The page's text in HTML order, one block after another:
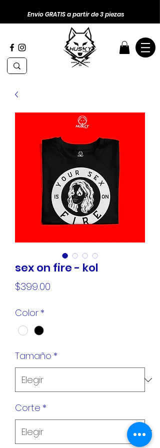
Envio GRATIS a partir de 3 piezas
sex on fire - kol
$399.00
Color *
Tamaño *
Corte *